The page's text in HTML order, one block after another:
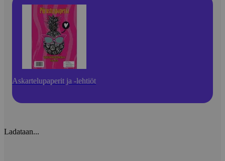
Askartelupaperit ja -lehtiöt
Ladataan...